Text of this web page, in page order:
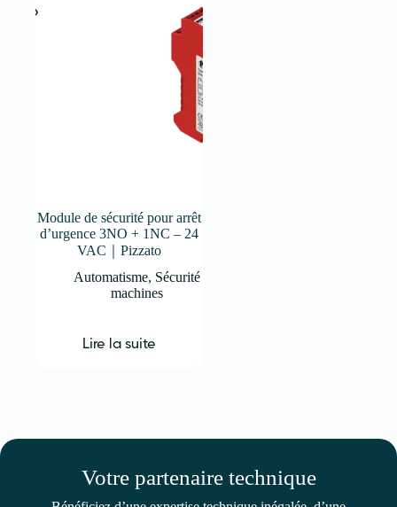
Module de sécurité pour arrêt
d’urgence 3NO + 1NC – 24
VAC｜Pizzato
Automatisme, Sécurité
machines
Lire la suite
Votre partenaire technique